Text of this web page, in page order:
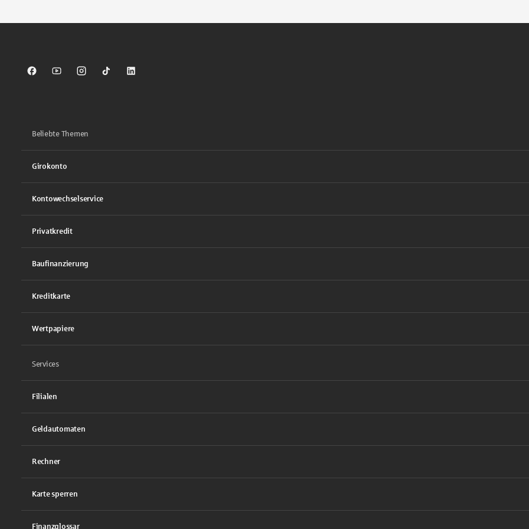
Sparkasse auf Facebook
Sparkasse auf Youtube
Sparkasse auf Instagram
Sparkasse auf TikTok
Sparkasse auf LinkedIn
Beliebte Themen
Girokonto
Kontowechselservice
Privatkredit
Baufinanzierung
Kreditkarte
Wertpapiere
Services
Filialen
Geldautomaten
Rechner
Karte sperren
Finanzglossar